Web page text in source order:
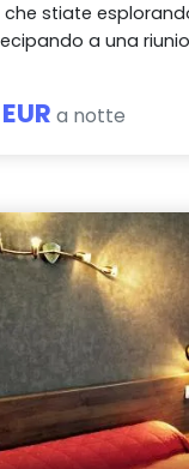
stiate
a una
a notte